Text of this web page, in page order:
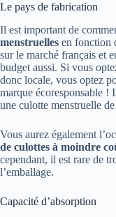
Le pays de fabrication
Il est important de
menstruelles en fonction
sur le marché français et
budget aussi. Si vous
donc locale, vous optez
marque écoresponsable !
une culotte menstruelle
Vous aurez également
de culottes à moindre
cependant, il est rare de
l’emballage.
Capacité d’absorption